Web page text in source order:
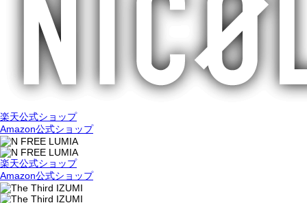
楽天公式ショップ
Amazon公式ショップ
楽天公式ショップ
Amazon公式ショップ